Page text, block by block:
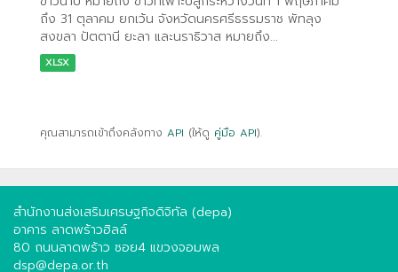
ถึง 31 ตุลาคม ยกเว้น จังหวัดนครศรีธรรมราช พัทลุง
สงขลา ปัตตานี ยะลา และนราธิวาส หมายถึง...
XLSX
คุณสามารถเข้าถึงคลังทาง API (ให้ดู คู่มือ API).
สำนักงานส่งเสริมเศรษฐกิจดิจิทัล (depa)
อาคาร ลาดพร้าวฮิลล์
80 ถนนลาดพร้าว ซอย4 แขวงจอมพล
dsp@depa.or.th